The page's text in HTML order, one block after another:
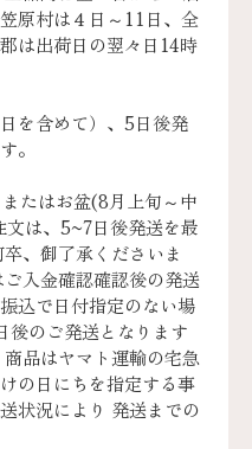
原村は４日～11日、全
は出荷日の翌々日14時
を含めて）、5日後発
。
たはお盆(8月上旬～中
は、5~7日後発送を最
、御了承くださいま
入金確認確認後の発送
込で日付指定のない場
後のご発送となります
品はヤマト運輸の宅急
の日にちを指定する事
状況により 発送までの